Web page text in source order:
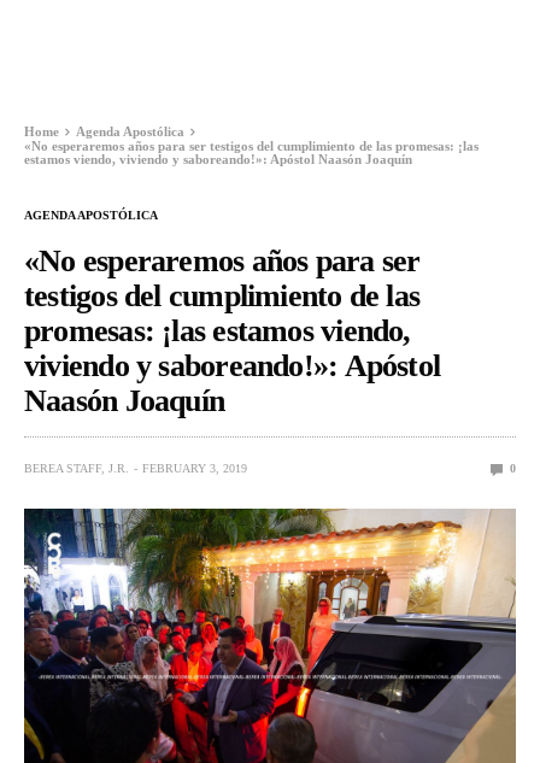
Home
Agenda Apostólica
«No esperaremos años para ser testigos del cumplimiento de las promesas: ¡las
estamos viendo, viviendo y saboreando!»: Apóstol Naasón Joaquín
AGENDA APOSTÓLICA
«No esperaremos años para ser
testigos del cumplimiento de las
promesas: ¡las estamos viendo,
viviendo y saboreando!»: Apóstol
Naasón Joaquín
BEREA STAFF, J.R. FEBRUARY 3, 2019 0